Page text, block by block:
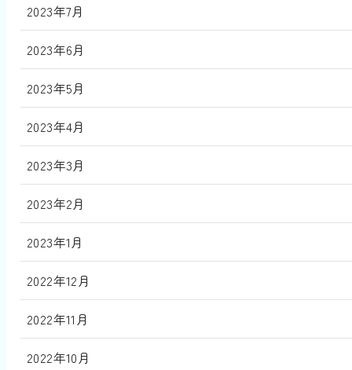
2023年7月
2023年6月
2023年5月
2023年4月
2023年3月
2023年2月
2023年1月
2022年12月
2022年11月
2022年10月